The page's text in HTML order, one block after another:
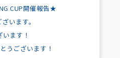
CUP開催報告★
います。
ます！
うございます！